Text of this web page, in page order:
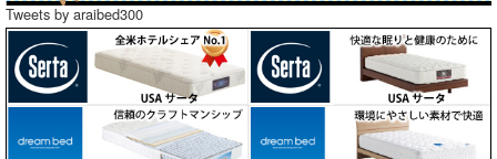
Tweets by araibed300